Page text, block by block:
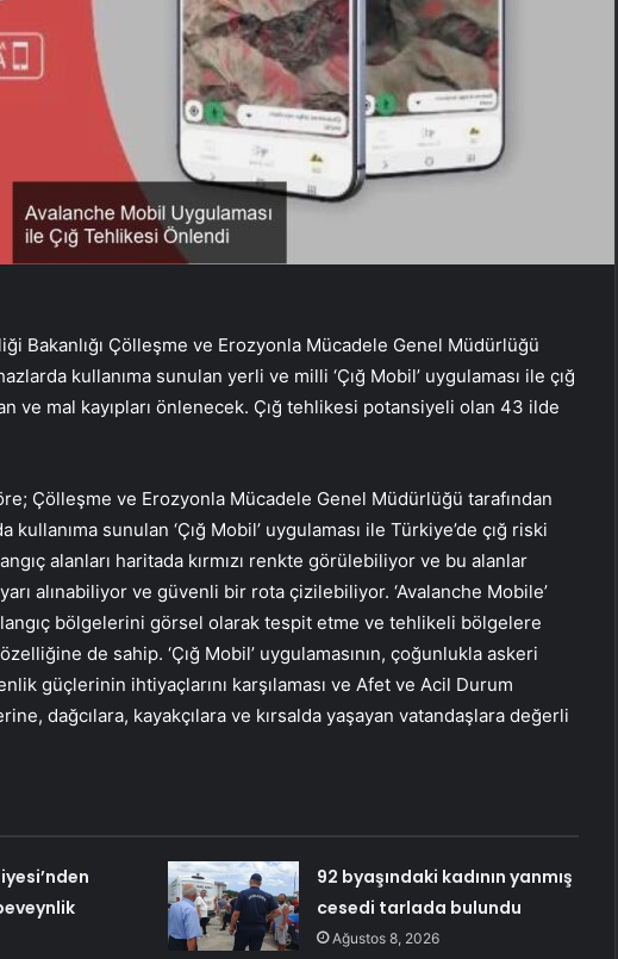
Bakanlığı Çölleşme ve Erozyonla Mücadele Genel Müdürlüğü
kullanıma sunulan yerli ve milli ‘Çığ Mobil’ uygulaması ile çığ
ve mal kayıpları önlenecek. Çığ tehlikesi potansiyeli olan 43 ilde
Çölleşme ve Erozyonla Mücadele Genel Müdürlüğü tarafından
sunulan ‘Çığ Mobil’ uygulaması ile Türkiye’de çığ riski
​​alanları haritada kırmızı renkte görülebiliyor ve bu alanlar
alınabiliyor ve güvenli bir rota çizilebiliyor. ‘Avalanche Mobile’
​​bölgelerini görsel olarak tespit etme ve tehlikeli bölgelere
de sahip. ‘Çığ Mobil’ uygulamasının, çoğunlukla askeri
güçlerinin ihtiyaçlarını karşılaması ve Afet ve Acil Durum
dağcılara, kayakçılara ve kırsalda yaşayan vatandaşlara değerli
92 byaşındaki kadının yanmış
cesedi tarlada bulundu
Ağustos 8, 2026